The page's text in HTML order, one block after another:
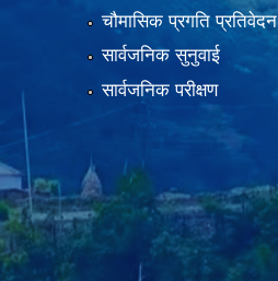
चौमासिक प्रगति प्रतिवेदन
सार्वजनिक सुनुवाई
सार्वजनिक परीक्षण